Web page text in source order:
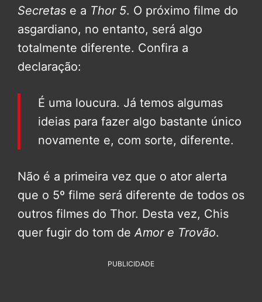
Secretas e a Thor 5. O próximo filme do
asgardiano, no entanto, será algo
totalmente diferente. Confira a
declaração:
É uma loucura. Já temos algumas
ideias para fazer algo bastante único
novamente e, com sorte, diferente.
Não é a primeira vez que o ator alerta
que o 5º filme será diferente de todos os
outros filmes do Thor. Desta vez, Chis
quer fugir do tom deAmor e Trovão.
PUBLICIDADE